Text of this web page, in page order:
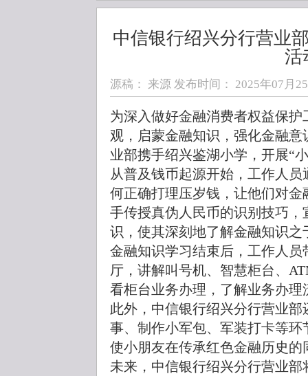
中信银行绍兴分行营业
活
源稿： 来源 发布时间： 2025年07月
为深入做好金融消费者权益保
观，启蒙金融知识，强化金融
业部携手绍兴鉴湖小学，开展“
从普及钱币起源开始，工作人
何正确打理压岁钱，让他们对
手传授真伪人民币的识别技巧
识，使其深刻地了解金融知识之
金融知识学习结束后，工作人
厅，讲解叫号机、智慧柜台、
看柜台业务办理，了解业务办理
此外，中信银行绍兴分行营业
事、制作小军包、军装打卡等
使小朋友在传承红色金融历史
未来，中信银行绍兴分行营业